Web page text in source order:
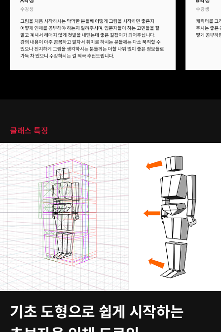
클래스 특징
기초 도형으로 쉽게 시작하는